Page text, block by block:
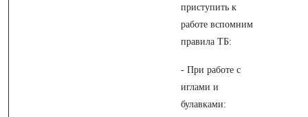
приступить к
работе вспомним
правила ТБ:
- При работе с
иглами и
булавками: